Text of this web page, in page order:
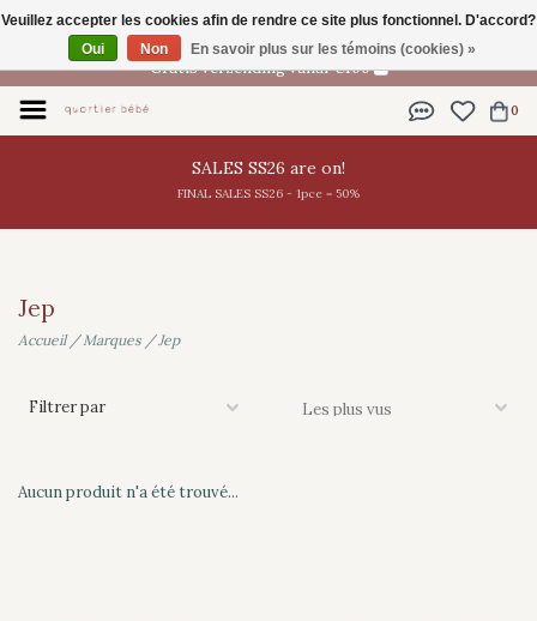
FR
Gratis verzending vanaf €100
0
SALES SS26 are on!
FINAL SALES SS26 - 1pce = 50%
Jep
Accueil/Marques /Jep
Filtrer par
Aucun produit n'a été trouvé...
Veuillez accepter les cookies afin de rendre ce site plus fonctionnel. D'accord?
Oui
Non En savoir plus sur les témoins (cookies) »